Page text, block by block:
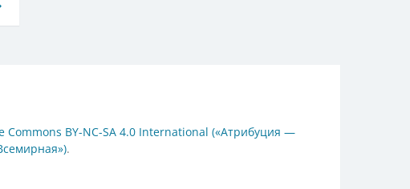
Commons BY-NC-SA 4.0 International («Атрибуция —
.